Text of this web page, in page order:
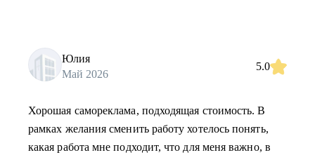
Юлия
Май 2026
5.0
Хорошая самореклама, подходящая стоимость. В
рамках желания сменить работу хотелось понять,
какая работа мне подходит, что для меня важно, в